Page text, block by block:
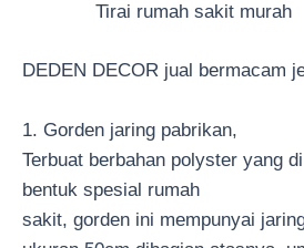
Tirai rumah sakit murah
DEDEN DECOR jual bermacam
1. Gorden jaring pabrikan,
Terbuat berbahan polyster yang di
bentuk spesial rumah
sakit, gorden ini mempunyai